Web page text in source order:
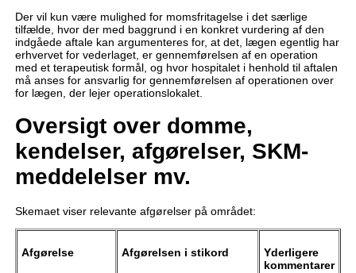
Der vil kun være mulighed for momsfritagelse i det særlige
tilfælde, hvor der med baggrund i en konkret vurdering af den
indgåede aftale kan argumenteres for, at det, lægen egentlig har
erhvervet for vederlaget, er gennemførelsen af en operation
med et terapeutisk formål, og hvor hospitalet i henhold til aftalen
må anses for ansvarlig for gennemførelsen af operationen over
for lægen, der lejer operationslokalet.
Oversigt over domme,
kendelser, afgørelser, SKM-
meddelelser mv.
Skemaet viser relevante afgørelser på området:
Afgørelse Afgørelsen i stikord
Yderligere
kommentarer